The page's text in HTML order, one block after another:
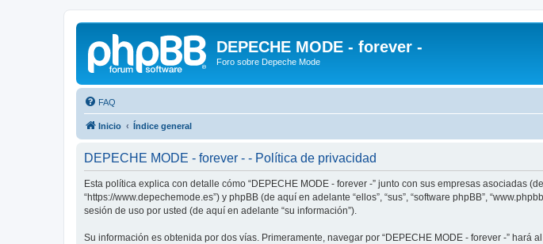
DEPECHE MODE - forever -
Foro sobre Depeche Mode
FAQ
Inicio Índice general
DEPECHE MODE - forever - - Política de privacidad
Esta política explica con detalle cómo “DEPECHE MODE - forever -” junto con sus empresas asociadas
“https://www.depechemode.es”) y phpBB (de aquí en adelante “ellos”, “sus”, “software phpBB”,
sesión de uso por usted (de aquí en adelante “su información”).
Su información es obtenida por dos vías. Primeramente, navegar por “DEPECHE MODE - forever -”